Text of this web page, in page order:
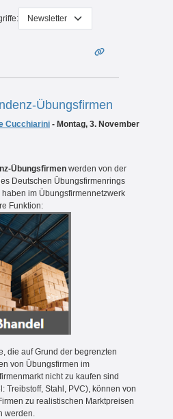
Übungsfirmen
Cucchiarini - Montag, 3. November
Übungsfirmen werden von der
Deutschen Übungsfirmenrings
im Übungsfirmennetzwerk
Funktion:
die auf Grund der begrenzten
von Übungsfirmen im
nicht zu kaufen sind
Treibstoff, Stahl, PVC), können von
zu realistischen Marktpreisen
werden.